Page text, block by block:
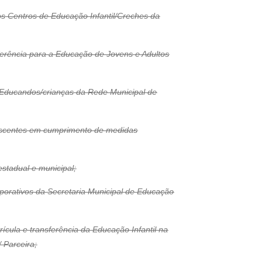
Centros de Educação Infantil/Creches da
para a Educação de Jovens e Adultos
crianças da Rede Municipal de
em cumprimento de medidas
e municipal;
da Secretaria Municipal de Educação
e transferência da Educação Infantil na
Parceira;